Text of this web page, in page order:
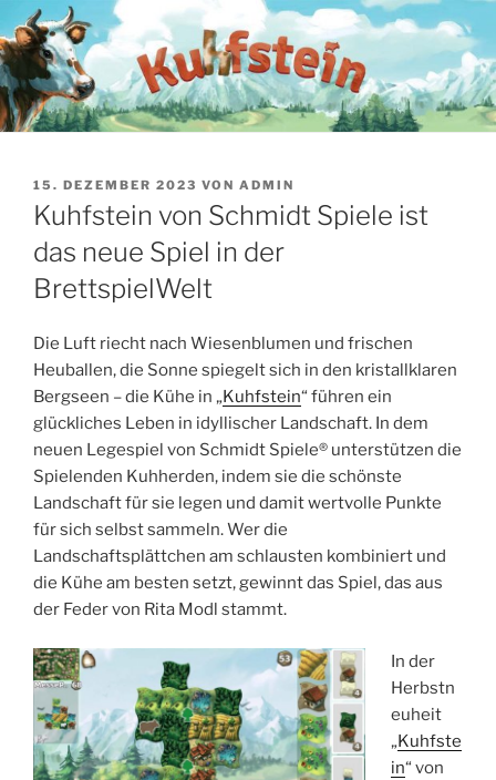
Zum
Inhalt
springen
VERÖFFENTLICHT
AM
15. DEZEMBER 2023 VON ADMIN
Kuhfstein von Schmidt Spiele ist
das neue Spiel in der
BrettspielWelt
Die Luft riecht nach Wiesenblumen und frischen
Heuballen, die Sonne spiegelt sich in den kristallklaren
Bergseen – die Kühe in „Kuhfstein“ führen ein
glückliches Leben in idyllischer Landschaft. In dem
neuen Legespiel von Schmidt Spiele® unterstützen die
Spielenden Kuhherden, indem sie die schönste
Landschaft für sie legen und damit wertvolle Punkte
für sich selbst sammeln. Wer die
Landschaftsplättchen am schlausten kombiniert und
die Kühe am besten setzt, gewinnt das Spiel, das aus
der Feder von Rita Modl stammt.
In der
Herbstn
euheit
„Kuhfste
in“ von